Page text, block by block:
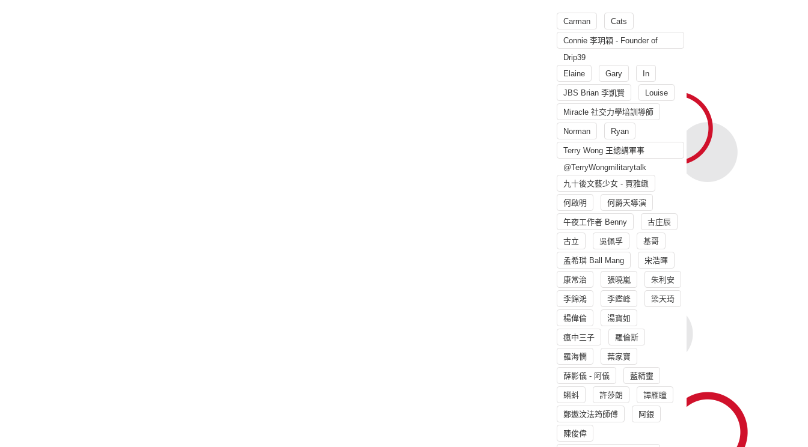
Carman Cats
Connie 李玥穎 - Founder of
Drip39
Elaine
Gary In
JBS Brian 李凱賢 Louise
Miracle 社交力學培訓導師
Norman Ryan
Terry Wong 王總講軍事
@TerryWongmilitarytalk
九十後文藝少女 - 賈雅緻
何啟明 何爵天導演
午夜工作者 Benny 古庄辰
古立 吳佩孚 基哥
孟希璘 Ball Mang 宋浩暉
康常治 張曉嵐 朱利安
李錦鴻 李鑑峰 梁天琦
楊偉倫 湯寳如
瘋中三子 羅倫斯
羅海憫 葉家寶
薛影儀 - 阿儀 藍精靈
蝌蚪 許莎朗 譚雁瞳
鄭遨汶法筠師傅 阿銀
陳俊偉